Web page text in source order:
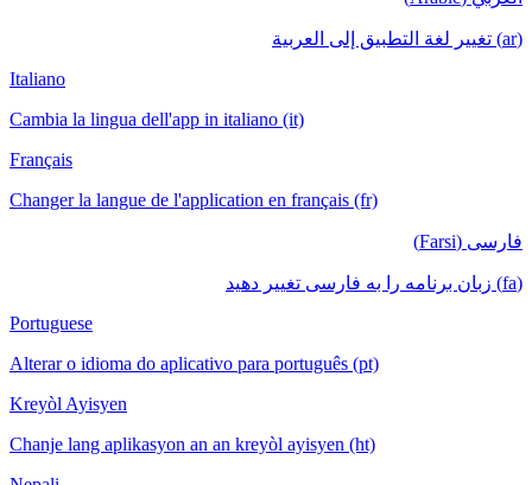
(ar) تغيير لغة التطبيق إلى العربية
Italiano
Cambia la lingua dell'app in italiano (it)
Français
Changer la langue de l'application en français (fr)
فارسی (Farsi)
(fa) زبان برنامه را به فارسی تغییر دهید
Portuguese
Alterar o idioma do aplicativo para português (pt)
Kreyòl Ayisyen
Chanje lang aplikasyon an an kreyòl ayisyen (ht)